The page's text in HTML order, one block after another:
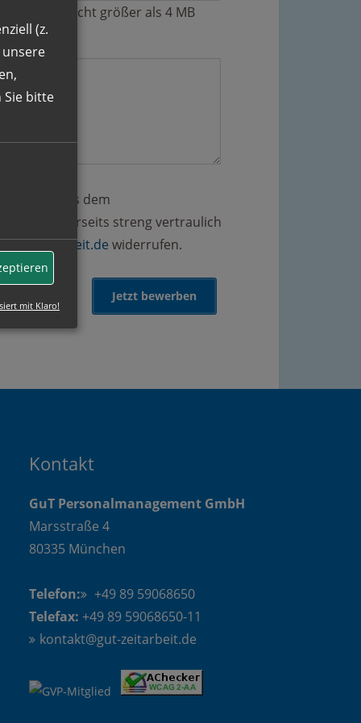
Dateien nicht größer als 4 MB
aus dem
unsererseits streng vertraulich
zeitarbeit.de widerrufen.
Kontakt
GuT Personalmanagement GmbH
Marsstraße 4
80335 München
Telefon:
+49 89 59068650
Telefax: +49 89 59068650-11
kontakt@gut-zeitarbeit.de
(z.
Sie bitte
mit Klaro!